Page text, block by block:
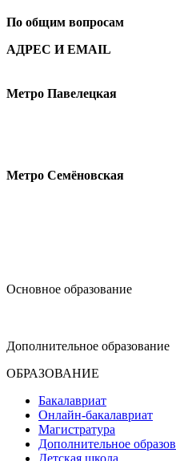
По общим вопросам
АДРЕС И EMAIL
Метро Павелецкая
Метро Семёновская
Основное образование
Дополнительное образование
ОБРАЗОВАНИЕ
Бакалавриат
Онлайн-бакалавриат
Магистратура
Дополнительное